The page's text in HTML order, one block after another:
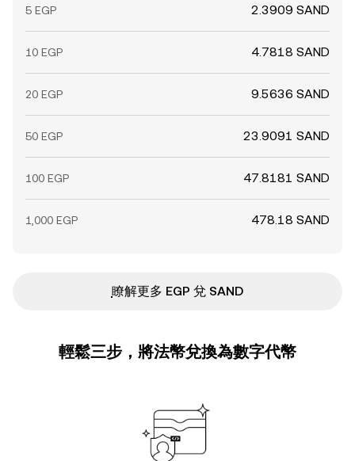
5 EGP 2.3909 SAND
10 EGP 4.7818 SAND
20 EGP 9.5636 SAND
50 EGP 23.9091 SAND
100 EGP 47.8181 SAND
1,000 EGP 478.18 SAND
ִִִִִִִִִִִִִִִִִִִִִִִִִִִִִִִִִִִִִִִִִִִִִִִ瞭解更多 EGP 兌 SAND
輕鬆三步，將法幣兌換為數字代幣